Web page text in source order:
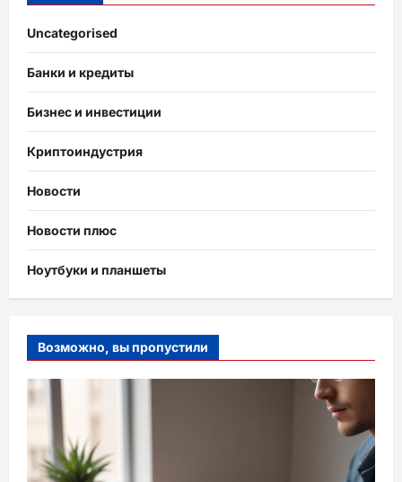
Uncategorised
Банки и кредиты
Бизнес и инвестиции
Криптоиндустрия
Новости
Новости плюс
Ноутбуки и планшеты
Возможно, вы пропустили